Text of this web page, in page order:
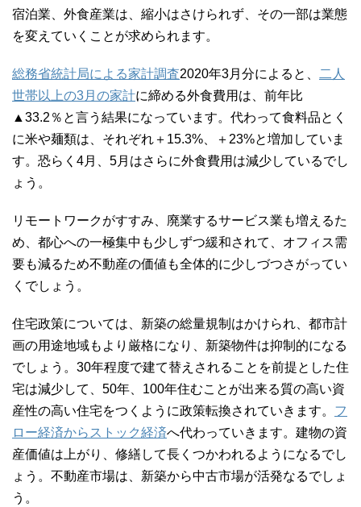
宿泊業、外食産業は、縮小はさけられず、その一部は業態
を変えていくことが求められます。
総務省統計局による家計調査2020年3月分によると、
二人
世帯以上の3月の家計に締める外食費用は、前年比
▲33.2％と言う結果になっています。代わって食料品とく
に米や麺類は、それぞれ＋15.3%、＋23%と増加していま
す。恐らく4月、5月はさらに外食費用は減少しているでし
ょう。
リモートワークがすすみ、廃業するサービス業も増えるた
め、都心への一極集中も少しずつ緩和されて、オフィス需
要も減るため不動産の価値も全体的に少しづつさがってい
くでしょう。
住宅政策については、新築の総量規制はかけられ、都市計
画の用途地域もより厳格になり、新築物件は抑制的になる
でしょう。30年程度で建て替えされることを前提とした住
宅は減少して、50年、100年住むことが出来る質の高い資
産性の高い住宅をつくように政策転換されていきます。 フ
ロー経済からストック経済へ代わっていきます。建物の資
産価値は上がり、修繕して長くつかわれるようになるでし
ょう。不動産市場は、新築から中古市場が活発なるでしょ
う。